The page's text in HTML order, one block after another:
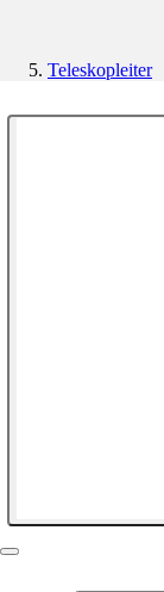
Teleskopleiter